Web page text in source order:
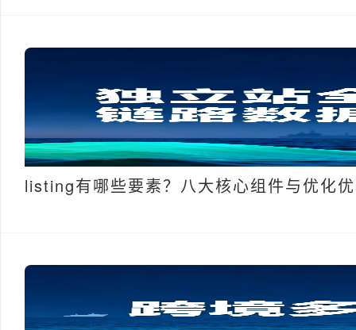
listing有哪些要素？八大核心组件与优化